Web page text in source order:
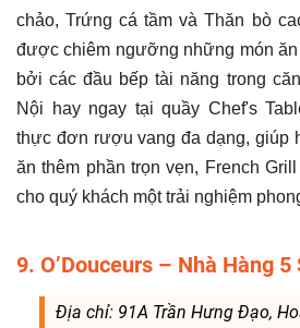
chảo, Trứng cá tầm và Thăn bò
được chiêm ngưỡng những món
bởi các đầu bếp tài năng trong
Nội hay ngay tại quầy Chef's
thực đơn rượu vang đa dạng, giúp
ăn thêm phần trọn vẹn, French
cho quý khách một trải nghiệm
9. O’Douceurs – Nhà Hàng 5
Địa chỉ: 91A Trần Hưng Đạo,